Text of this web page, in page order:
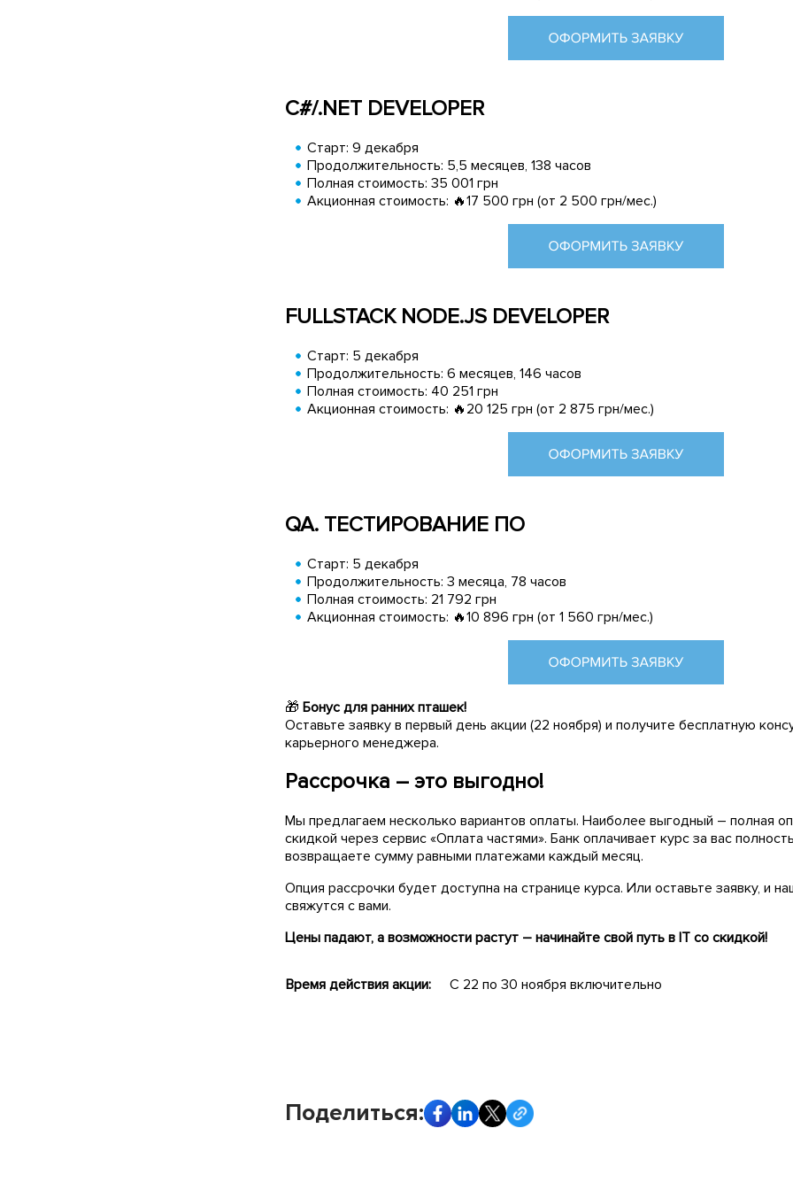
C#/.NET DEVELOPER
Старт: 9 декабря
Продолжительность: 5,5 месяцев, 138 часов
Полная стоимость: 35 001 грн
Акционная стоимость: 🔥17 500 грн (от 2 500 грн/мес.)
FULLSTACK NODE.JS DEVELOPER
Старт: 5 декабря
Продолжительность: 6 месяцев, 146 часов
Полная стоимость: 40 251 грн
Акционная стоимость: 🔥20 125 грн (от 2 875 грн/мес.)
QA. ТЕСТИРОВАНИЕ ПО
Старт: 5 декабря
Продолжительность: 3 месяца, 78 часов
Полная стоимость: 21 792 грн
Акционная стоимость: 🔥10 896 грн (от 1 560 грн/мес.)
🎁 Бонус для ранних пташек!
Оставьте заявку в первый день акции (22 ноября) и получите бесплатную
карьерного менеджера.
Рассрочка – это выгодно!
Мы предлагаем несколько вариантов оплаты. Наиболее выгодный – полная
скидкой через сервис «Оплата частями». Банк оплачивает курс за вас
возвращаете сумму равными платежами каждый месяц.
Опция рассрочки будет доступна на странице курса. Или оставьте заявку, и
свяжутся с вами.
Цены падают, а возможности растут – начинайте свой путь в IT со скидкой!
Время действия акции: С 22 по 30 ноября включительно
Поделиться: